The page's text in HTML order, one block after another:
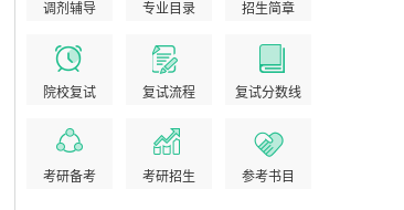
调剂辅导 专业目录 招生简章
院校复试 复试流程 复试分数线
考研备考 考研招生 参考书目